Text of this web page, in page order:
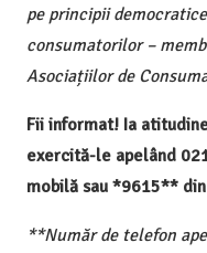
pe principii
consumatorilor –
Asociațiilor de
Fii informat! Ia
exercită-le apelând
mobilă sau *9615**
**Număr de telefon